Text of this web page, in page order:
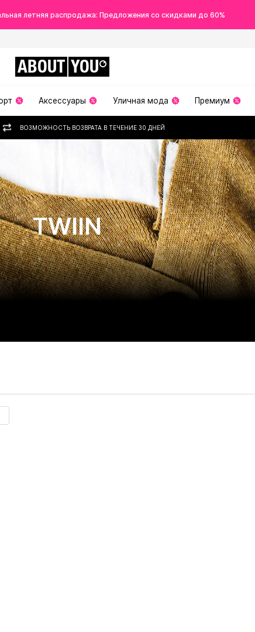
летняя распродажа: Предложения со скидками до 60%
ABOUT YOU
Аксессуары Уличная мода Премиум
ВОЗМОЖНОСТЬ ВОЗВРАТА В ТЕЧЕНИЕ 30 ДНЕЙ
TWIIN